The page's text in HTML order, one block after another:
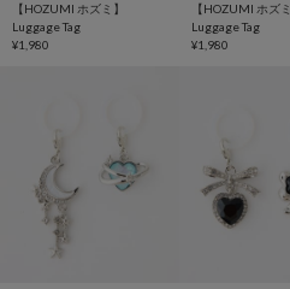
【HOZUMI ホズミ】
Luggage Tag
¥1,980
【HOZUMI ホズミ
Luggage Tag
¥1,980